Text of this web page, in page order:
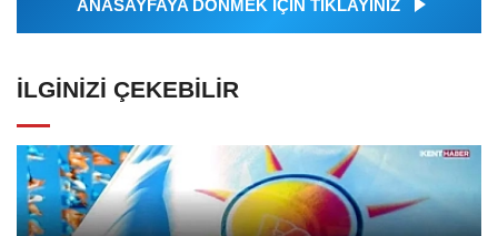
ANASAYFAYA DÖNMEK İÇİN TIKLAYINIZ
İLGINIZI ÇEKEBILIR